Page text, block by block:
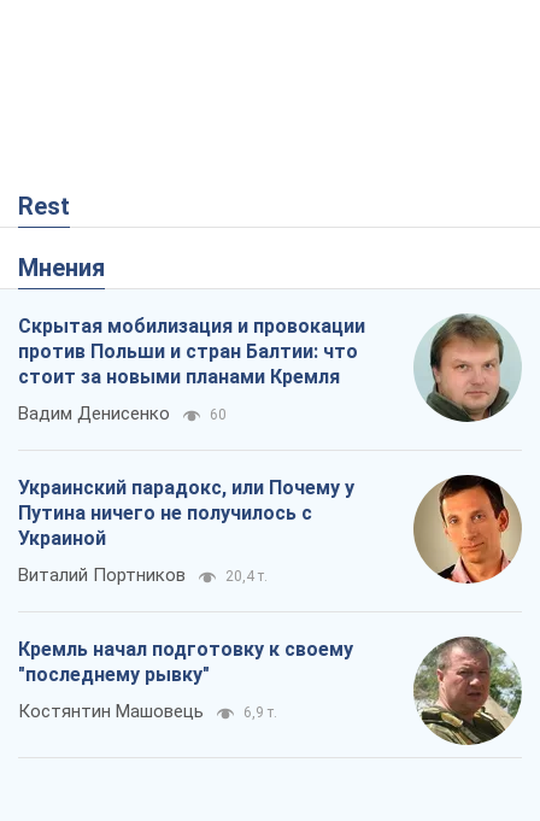
Rest
Мнения
Скрытая мобилизация и провокации
против Польши и стран Балтии: что
стоит за новыми планами Кремля
Вадим Денисенко 60
Украинский парадокс, или Почему у
Путина ничего не получилось с
Украиной
Виталий Портников 20,4 т.
Кремль начал подготовку к своему
"последнему рывку"
Костянтин Машовець 6,9 т.